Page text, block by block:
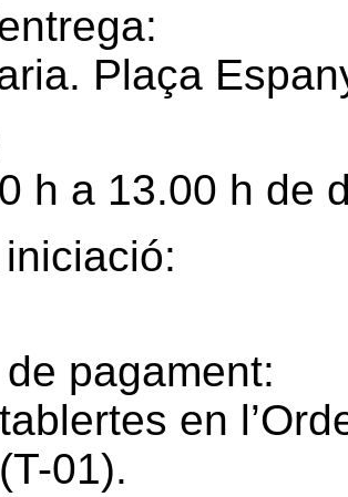
Plaça
h a 13.00 h de
pagament:
en
01).